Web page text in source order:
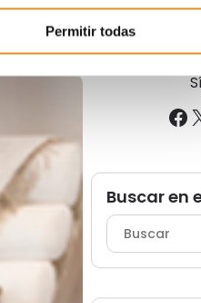
Permitir todas
X
Buscar en